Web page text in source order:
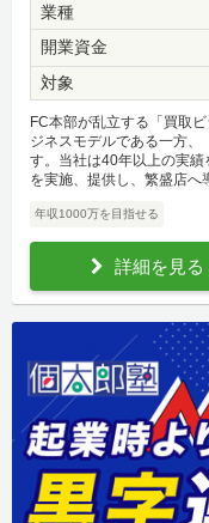
業種
開業資金
対象
FC本部が乱立する「買取
ジネスモデルである一方、
す。当社は40年以上の実
を実施、提供し、繁盛店へ
年収1000万を目指せる
詳細を見る